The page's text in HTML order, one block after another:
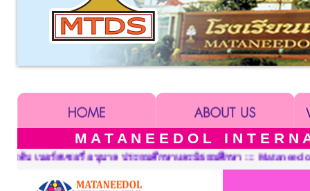
M A T A N E E D O L I N T E R
ละมัธยมศึกษา ::: Mataneedol International School Thailand,